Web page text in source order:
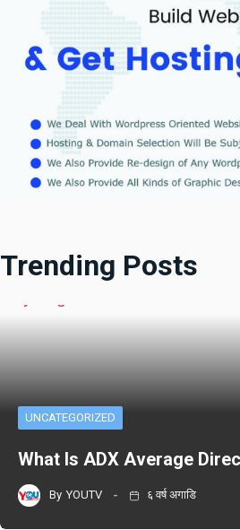
Trending Posts
UNCATEGORIZED
What Is ADX Average
By YOUTV ६ वर्ष अगाडि